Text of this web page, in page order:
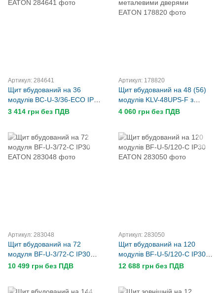
Артикул: 284641
Щит вбудований на 36
модулів BC-U-3/36-ECO IP40
EATON
3 414 грн без ПДВ
Артикул: 178820
Щит вбудований на 48 (56)
модулів KLV-48UPS-F з
металевими дверями
4 060 грн без ПДВ
Артикул: 283048
Щит вбудований на 72
модуля BF-U-3/72-C IP30
EATON
10 499 грн без ПДВ
Артикул: 283050
Щит вбудований на 120
модулів BF-U-5/120-C IP30
EATON
12 688 грн без ПДВ